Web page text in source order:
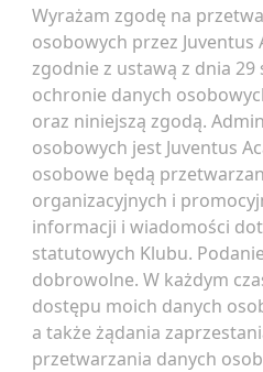
Wyrażam zgodę na
osobowych przez Juventus
zgodnie z ustawą z dnia 29
ochronie danych
oraz niniejszą zgodą.
osobowych jest Juventus
osobowe będą
organizacyjnych i
informacji i wiadomości
statutowych Klubu.
dobrowolne. W każdym
dostępu moich danych
a także żądania
przetwarzania danych